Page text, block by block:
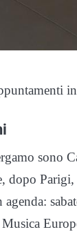
sono
dopo